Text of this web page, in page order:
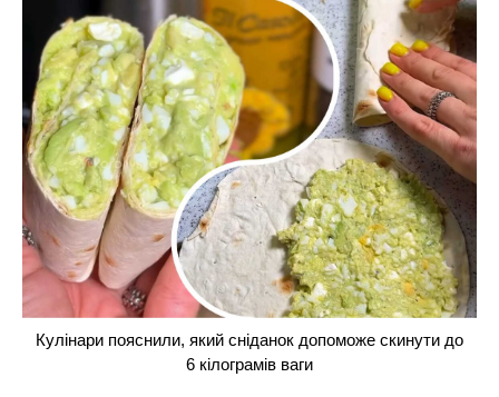
Кулінари пояснили, який сніданок допоможе скинути до
6 кілограмів ваги